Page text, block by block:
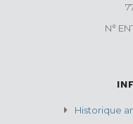
N°
Historique